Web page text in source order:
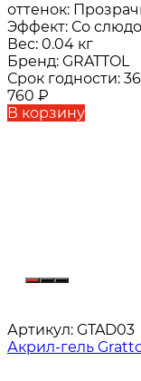
оттенок:
Эффект: Со
Вес: 0.04 кг
Бренд: GRATTOL
Срок годности:
760 ₽
В корзину
Артикул: GTAD03
Акрил-гель